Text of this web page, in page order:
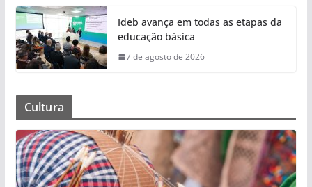
Ideb avança em todas as etapas da
educação básica
7 de agosto de 2026
Cultura